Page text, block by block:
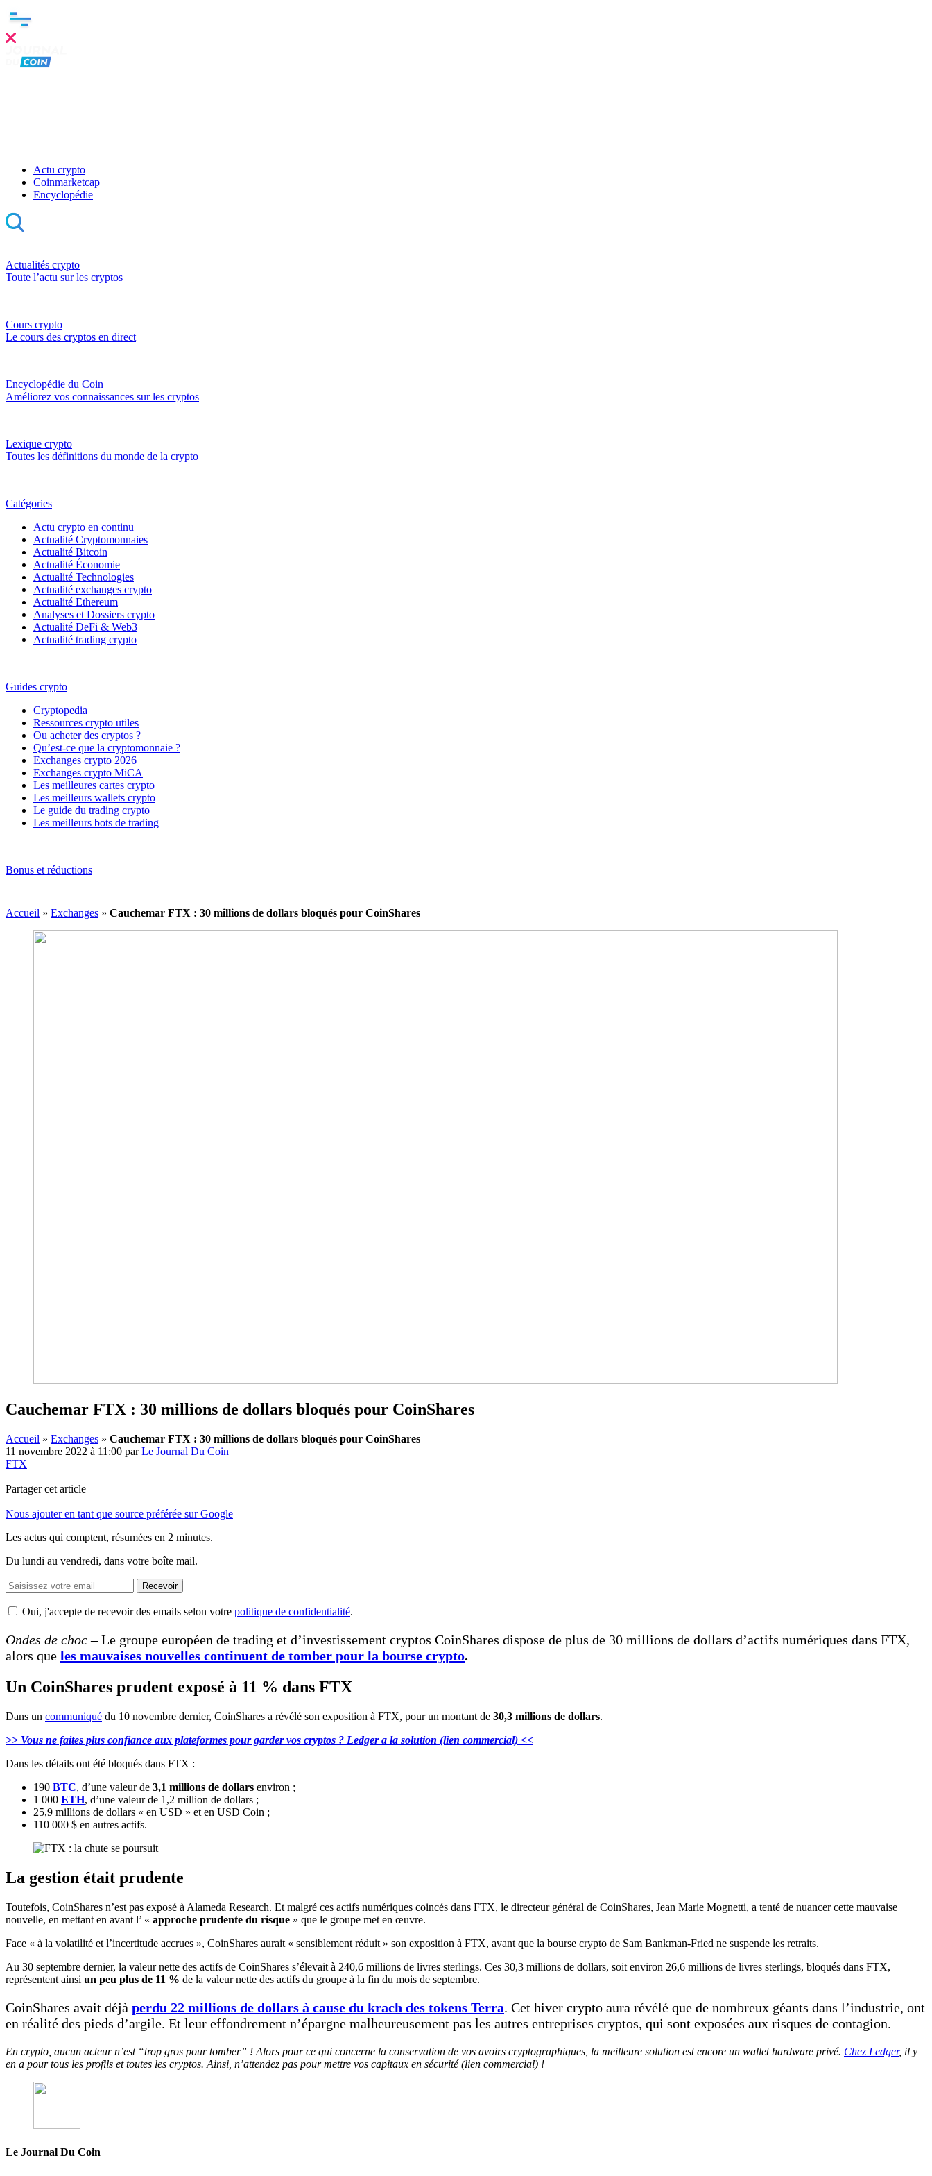
Actu crypto
Coinmarketcap
Encyclopédie
Actualités crypto
Toute l’actu sur les cryptos
Cours crypto
Le cours des cryptos en direct
Encyclopédie du Coin
Améliorez vos connaissances sur les cryptos
Lexique crypto
Toutes les définitions du monde de la crypto
Catégories
Actu crypto en continu
Actualité Cryptomonnaies
Actualité Bitcoin
Actualité Économie
Actualité Technologies
Actualité exchanges crypto
Actualité Ethereum
Analyses et Dossiers crypto
Actualité DeFi & Web3
Actualité trading crypto
Guides crypto
Cryptopedia
Ressources crypto utiles
Ou acheter des cryptos ?
Qu’est-ce que la cryptomonnaie ?
Exchanges crypto 2026
Exchanges crypto MiCA
Les meilleures cartes crypto
Les meilleurs wallets crypto
Le guide du trading crypto
Les meilleurs bots de trading
Bonus et réductions
Accueil » Exchanges » Cauchemar FTX : 30 millions de dollars bloqués pour CoinShares
Cauchemar FTX : 30 millions de dollars bloqués pour CoinShares
Accueil » Exchanges » Cauchemar FTX : 30 millions de dollars bloqués pour CoinShares
11 novembre 2022 à 11:00 parLe Journal Du Coin
FTX
Partager cet article
Nous ajouter en tant que source préférée sur Google
Les actus qui comptent, résumées en 2 minutes.
Du lundi au vendredi, dans votre boîte mail.
Recevoir
Oui, j'accepte de recevoir des emails selon votre politique de confidentialité.
Ondes de choc– Le groupe européen de trading et d’investissement cryptos CoinShares dispose de plus de 30 millions de dollars d’actifs numériques dans FTX,
alors que les mauvaises nouvelles continuent de tomber pour la bourse crypto.
Un CoinShares prudent exposé à 11 % dans FTX
Dans un communiqué du 10 novembre dernier, CoinShares a révélé son exposition à FTX, pour un montant de 30,3 millions de dollars.
>> Vous ne faites plus confiance aux plateformes pour garder vos cryptos ? Ledger a la solution (lien commercial) <<
Dans les détails ont été bloqués dans FTX :
190 BTC, d’une valeur de 3,1 millions de dollars environ ;
1 000 ETH, d’une valeur de 1,2 million de dollars ;
25,9 millions de dollars « en USD » et en USD Coin ;
110 000 $ en autres actifs.
La gestion était prudente
Toutefois, CoinShares n’est pas exposé à Alameda Research. Et malgré ces actifs numériques coincés dans FTX, le directeur général de CoinShares, Jean Marie Mognetti, a tenté de nuancer cette mauvaise
nouvelle, en mettant en avant l’ « approche prudente du risque » que le groupe met en œuvre.
Face « à la volatilité et l’incertitude accrues », CoinShares aurait « sensiblement réduit » son exposition à FTX, avant que la bourse crypto de Sam Bankman-Fried ne suspende les retraits.
Au 30 septembre dernier, la valeur nette des actifs de CoinShares s’élevait à 240,6 millions de livres sterlings. Ces 30,3 millions de dollars, soit environ 26,6 millions de livres sterlings, bloqués dans FTX,
représentent ainsi un peu plus de 11 % de la valeur nette des actifs du groupe à la fin du mois de septembre.
CoinShares avait déjà perdu 22 millions de dollars à cause du krach des tokens Terra. Cet hiver crypto aura révélé que de nombreux géants dans l’industrie, ont
en réalité des pieds d’argile. Et leur effondrement n’épargne malheureusement pas les autres entreprises cryptos, qui sont exposées aux risques de contagion.
En crypto, aucun acteur n’est “trop gros pour tomber” ! Alors pour ce qui concerne la conservation de vos avoirs cryptographiques, la meilleure solution est encore un wallet hardware privé. Chez Ledger, il y
en a pour tous les profils et toutes les cryptos. Ainsi, n’attendez pas pour mettre vos capitaux en sécurité (lien commercial) !
Le Journal Du Coin